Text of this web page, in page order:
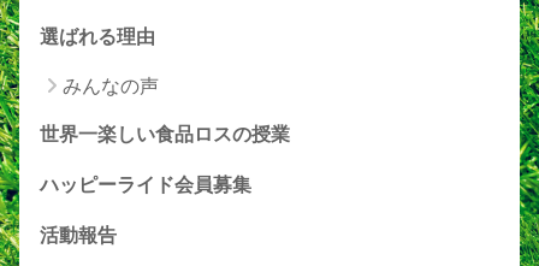
選ばれる理由
みんなの声
世界一楽しい食品ロスの授業
ハッピーライド会員募集
活動報告